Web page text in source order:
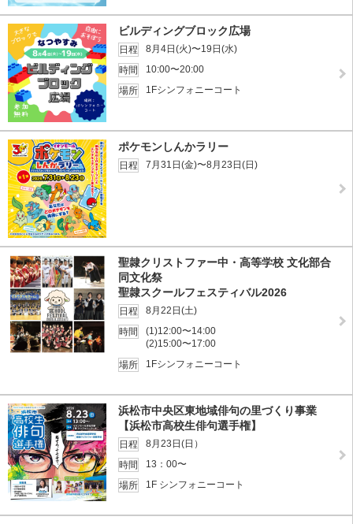
ビルディングブロック広場
日程
8月4日(火)〜19日(水)
時間
10:00〜20:00
場所
1Fシンフォニーコート
ポケモンしんかラリー
日程 7月31日(金)〜8月23日(日)
聖隷クリストファー中・高等学校 文化部合
同文化祭
聖隷スクールフェスティバル2026
日程
8月22日(土)
時間
(1)12:00〜14:00
(2)15:00〜17:00
場所
1Fシンフォニーコート
浜松市中央区東地域俳句の里づくり事業
【浜松市高校生俳句選手権】
日程
8月23日(日）
時間
13：00〜
場所
1F シンフォニーコート